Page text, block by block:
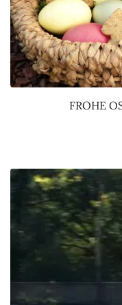
FROHE